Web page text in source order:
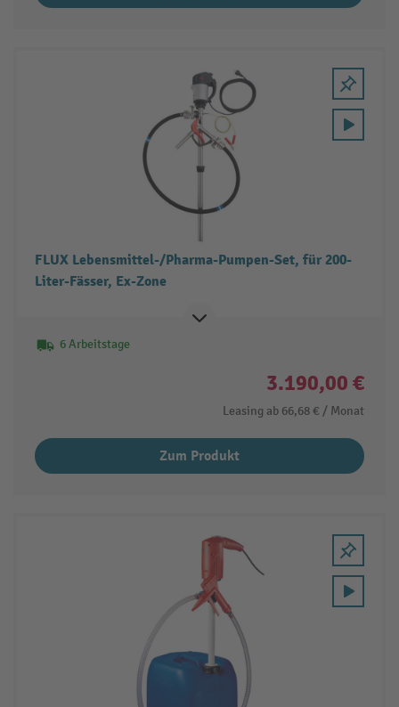
FLUX Lebensmittel-/Pharma-Pumpen-Set, für 200-
Liter-Fässer, Ex-Zone
6 Arbeitstage
3.190,00 €
Leasing ab 66,68 € / Monat
Zum Produkt